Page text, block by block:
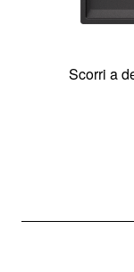
Scorri a